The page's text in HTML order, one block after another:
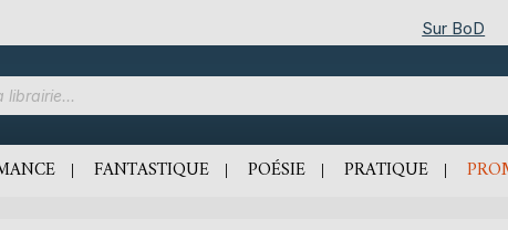
Sur BoD
FANTASTIQUE POÉSIE PRATIQUE